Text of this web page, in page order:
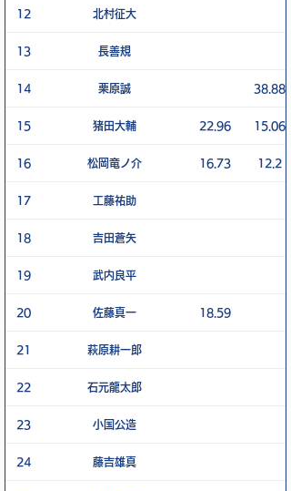
12 北村征大
13 長善規
14 栗原誠 38.88
15 猪田大輔 22.96 15.06
16 松岡竜ノ介 16.73 12.2
17 工藤祐助
18 吉田蒼矢
19 武内良平
20 佐藤真一 18.59
21 萩原耕一郎
22 石元龍太郎
23 小国公造
24 藤吉雄真